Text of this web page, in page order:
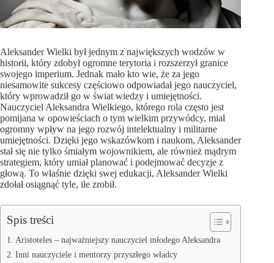
Aleksander Wielki był jednym z największych wodzów w
historii, który zdobył ogromne terytoria i rozszerzył granice
swojego imperium. Jednak mało kto wie, że za jego
niesamowite sukcesy częściowo odpowiadał jego nauczyciel,
który wprowadził go w świat wiedzy i umiejętności.
Nauczyciel Aleksandra Wielkiego, którego rola często jest
pomijana w opowieściach o tym wielkim przywódcy, miał
ogromny wpływ na jego rozwój intelektualny i militarne
umiejętności. Dzięki jego wskazówkom i naukom, Aleksander
stał się nie tylko śmiałym wojownikiem, ale również mądrym
strategiem, który umiał planować i podejmować decyzje z
głową. To właśnie dzięki swej edukacji, Aleksander Wielki
zdołał osiągnąć tyle, ile zrobił.
Spis treści
Aristoteles – najważniejszy nauczyciel młodego Aleksandra
Inni nauczyciele i mentorzy przyszłego władcy